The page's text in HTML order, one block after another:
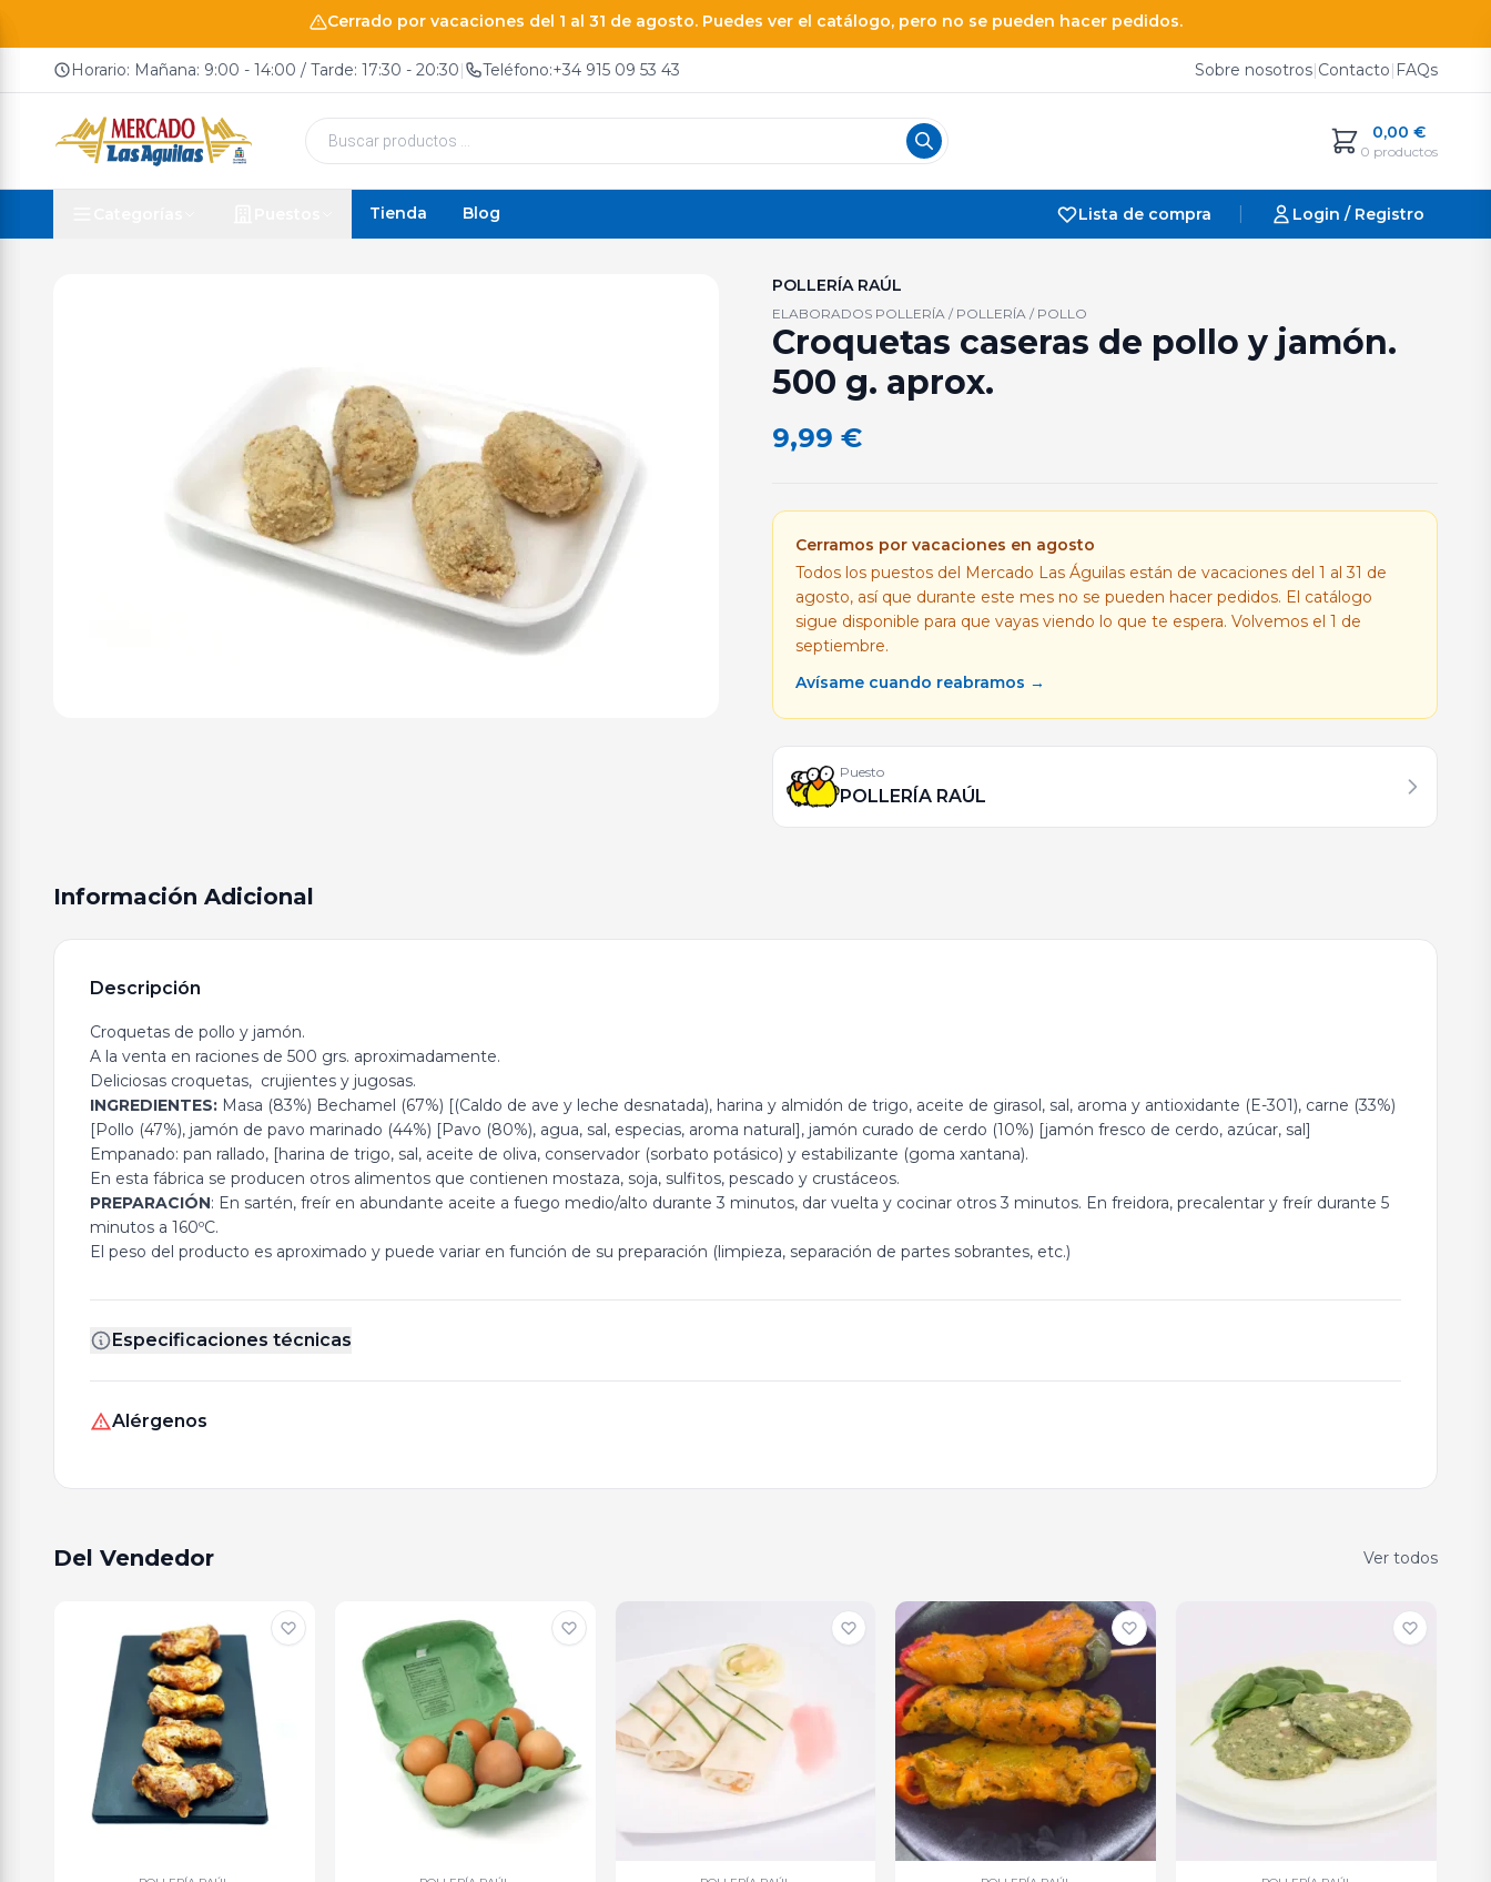
Cerrado por vacaciones del 1 al 31 de agosto. Puedes ver el catálogo, pero no se pueden hacer pedidos.
Horario: Mañana: 9:00 - 14:00 / Tarde: 17:30 - 20:30| Teléfono:+34 915 09 53 43 Sobre nosotros|Contacto| FAQs
Búsqueda
productos
0,00 €
0 productos
Tienda Blog Lista de compra Login / Registro
POLLERÍA RAÚL
ELABORADOS POLLERÍA / POLLERÍA / POLLO
Croquetas caseras de pollo y jamón.
500 g. aprox.
9,99 €
Cerramos por vacaciones en agosto
Todos los puestos del Mercado Las Águilas están de vacaciones del 1 al 31 de
agosto, así que durante este mes no se pueden hacer pedidos. El catálogo
sigue disponible para que vayas viendo lo que te espera. Volvemos el 1 de
septiembre.
Avísame cuando reabramos →
Puesto
POLLERÍA RAÚL
Información Adicional
Descripción
Croquetas de pollo y jamón.
A la venta en raciones de 500 grs. aproximadamente.
Deliciosas croquetas, crujientes y jugosas.
INGREDIENTES: Masa (83%) Bechamel (67%) [(Caldo de ave y leche desnatada), harina y almidón de trigo, aceite de girasol, sal, aroma y antioxidante (E-301), carne (33%)
[Pollo (47%), jamón de pavo marinado (44%) [Pavo (80%), agua, sal, especias, aroma natural], jamón curado de cerdo (10%) [jamón fresco de cerdo, azúcar, sal]
Empanado: pan rallado, [harina de trigo, sal, aceite de oliva, conservador (sorbato potásico) y estabilizante (goma xantana).
En esta fábrica se producen otros alimentos que contienen mostaza, soja, sulfitos, pescado y crustáceos.
PREPARACIÓN: En sartén, freír en abundante aceite a fuego medio/alto durante 3 minutos, dar vuelta y cocinar otros 3 minutos. En freidora, precalentar y freír durante 5
minutos a 160ºC.
El peso del producto es aproximado y puede variar en función de su preparación (limpieza, separación de partes sobrantes, etc.)
Especificaciones técnicas
Alérgenos
Del Vendedor Ver todos